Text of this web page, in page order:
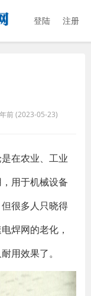
登陆 注册
前 (2023-05-23)
在农业、工业
用于机械设备
很多人只晓得
焊网的老化，
用效果了。